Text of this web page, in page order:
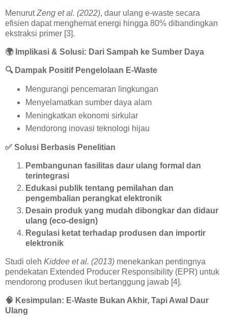
MenurutZeng et al. (2022), daur ulang e-waste secara
efisien dapat menghemat energi hingga 80% dibandingkan
ekstraksi primer [3].
🌍Implikasi & Solusi: Dari Sampah ke Sumber Daya
🔍Dampak Positif Pengelolaan E-Waste
Mengurangi pencemaran lingkungan
Menyelamatkan sumber daya alam
Meningkatkan ekonomi sirkular
Mendorong inovasi teknologi hijau
✅ Solusi Berbasis Penelitian
Pembangunan fasilitas daur ulang formal dan
terintegrasi
Edukasi publik tentang pemilahan dan
pengembalian perangkat elektronik
Desain produk yang mudah dibongkar dan didaur
ulang (eco-design)
Regulasi ketat terhadap produsen dan importir
elektronik
Studi oleh Kiddee et al. (2013) menekankan pentingnya
pendekatan Extended Producer Responsibility (EPR) untuk
mendorong produsen ikut bertanggung jawab [4].
🧠 Kesimpulan: E-Waste Bukan Akhir, Tapi Awal Daur
Ulang